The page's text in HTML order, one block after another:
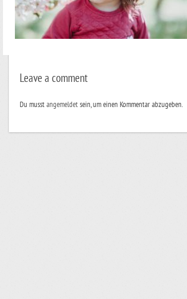
Leave a comment
Du musstangemeldetsein, um einen Kommentar abzugeben.